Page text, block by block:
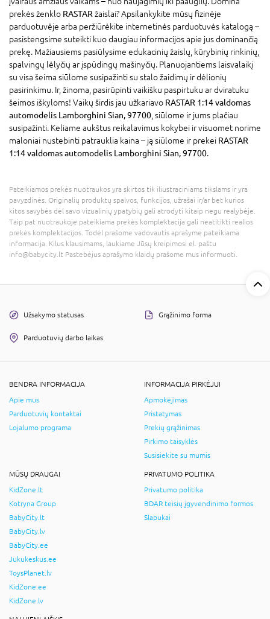
prekės ženklo RASTAR žaislai? Apsilankykite mūsų fizinėje
parduotuvėje arba peržiūrėkite internetinės parduotuvės katalogą –
pasistengsime suteikti kuo daugiau informacijos apie jus dominančią
prekę. Mažiausiems pasiūlysime edukacinių žaislų, kūrybinių rinkinių,
spalvingų lėlyčių ar įspūdingų mašinyčių. Planuojantiems laisvalaikį
su visa šeima siūlome susipažinti su stalo žaidimų ir dėlionių
pasirinkimu. Ir, žinoma, pasirūpinti vaikišku paspirtuku ar dviratuku
šeimos iškyloms! Vaikų širdis jau užkariavo RASTAR 1:14 valdomas
automodelis Lamborghini Sian, 97700 , siūlome ir jums plačiau
susipažinti. Keliame aukštus reikalavimus kokybei ir visuomet norime
maloniai nustebinti patrauklia kaina – ją siūlome ir prekei RASTAR
1:14 valdomas automodelis Lamborghini Sian, 97700.
Pateikiamos prekės nuotraukos yra skirtos tik iliustraciniams tikslams ir yra
pavyzdinės. Originalių produktų spalvos, funkcijos, užrašai ir/ar bet kurios
kitos savybės dėl savo vizualinių ypatybių gali atrodyti kitaip negu realybėje.
Taip pat nuotraukoje pateikiama prekės komplektacija gali neatitikti realios
prekės komplektacijos. Todėl prašome vadovautis aprašyme pateikiama
informacija. Kilus klausimams, laukiame Jūsų kreipimosi el. paštu
info@babycity.lt Pastebėjus aprašymo klaidų prašome mus informuoti.
Užsakymo statusas Grąžinimo forma
Parduotuvių darbo laikas
BENDRA INFORMACIJA
Apie mus
Parduotuvių kontaktai
Lojalumo programa
INFORMACIJA PIRKĖJUI
Apmokėjimas
Pristatymas
Prekių grąžinimas
Pirkimo taisyklės
Susisiekite su mumis
MŪSŲ DRAUGAI
KidZone.lt
Kotryna Group
BabyCity.lt
BabyCity.lv
BabyCity.ee
Jukukeskus.ee
ToysPlanet.lv
KidZone.ee
KidZone.lv
PRIVATUMO POLITIKA
Privatumo politika
BDAR teisių įgyvendinimo formos
Slapukai